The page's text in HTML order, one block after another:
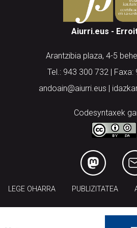
Aiurri.eus -
Arantzibia plaza, 4-5
Tel.: 943 300 732 | Faxa:
andoain@aiurri.eus |
Codesyntaxek
LEGE OHARRA PUBLIZITATEA